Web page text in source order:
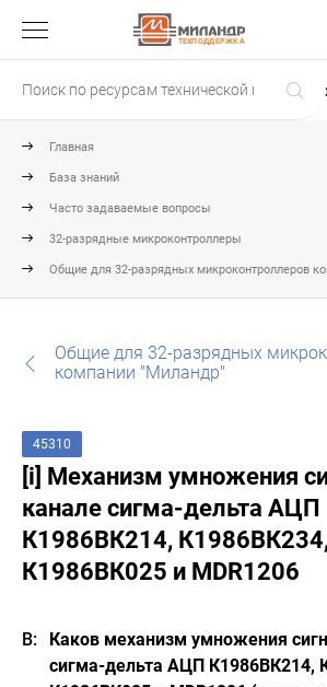
ТЕХПОДДЕРЖКА
Главная
База знаний
Часто задаваемые вопросы
32-разрядные микроконтроллеры
Общие для 32-разрядных микроконтроллеров
Общие для 32-разрядных
компании "Миландр"
45310
[i] Механизм умножения
канале сигма-дельта АЦП
К1986ВК214,
К1986ВК025 и MDR1206
Каков механизм умножения
сигма-дельта АЦП К1986ВК214,